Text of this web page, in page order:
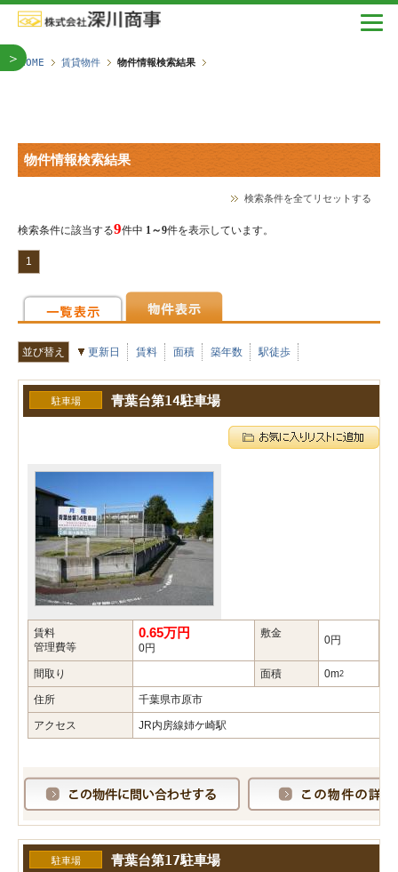
HOME 賃貸物件 物件情報検索結果
＞
物件情報検索結果
検索条件を全てリセットする
検索条件に該当する9件中 1～9件を表示しています。
1
並び替え 更新日 賃料 面積 築年数 駅徒歩
駐車場 青葉台第14駐車場
賃料
管理費等
0.65万円
0円
敷金
0円
間取り 面積 0m2
住所 千葉県市原市
アクセス JR内房線姉ケ崎駅
駐車場 青葉台第17駐車場